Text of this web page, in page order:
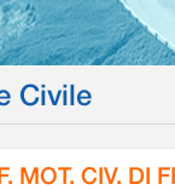
Civile
MOT. CIV. DI